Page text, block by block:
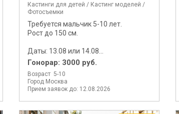
Кастинги для детей / Кастинг моделей /
Фотосъемки
Требуется мальчик 5-10 лет.
Рост до 150 см.
Даты: 13.08 или 14.08...
Гонорар: 3000 руб.
Возраст 5-10
Город Москва
Прием заявок до: 12.08.2026